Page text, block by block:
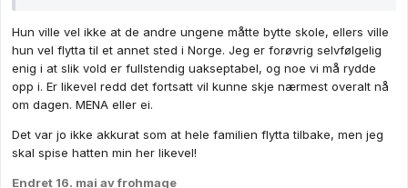
Hun ville vel ikke at de andre ungene måtte bytte skole, ellers ville
hun vel flytta til et annet sted i Norge. Jeg er forøvrig selvfølgelig
enig i at slik vold er fullstendig uakseptabel, og noe vi må rydde
opp i. Er likevel redd det fortsatt vil kunne skje nærmest overalt nå
om dagen. MENA eller ei.
Det var jo ikke akkurat som at hele familien flytta tilbake, men jeg
skal spise hatten min her likevel!
Endret 16. mai av frohmage